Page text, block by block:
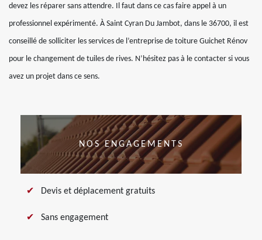
devez les réparer sans attendre. Il faut dans ce cas faire appel à un
professionnel expérimenté. À Saint Cyran Du Jambot, dans le 36700, il est
conseillé de solliciter les services de l’entreprise de toiture Guichet Rénov
pour le changement de tuiles de rives. N’hésitez pas à le contacter si vous
avez un projet dans ce sens.
NOS ENGAGEMENTS
Devis et déplacement gratuits
Sans engagement